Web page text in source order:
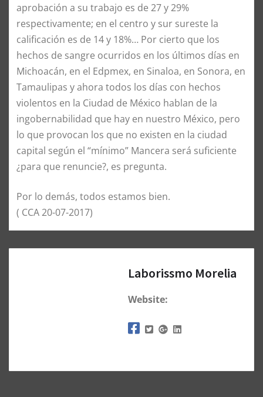
aprobación a su trabajo es de 27 y 29%
respectivamente; en el centro y sur sureste la
calificación es de 14 y 18%… Por cierto que los
hechos de sangre ocurridos en los últimos días en
Michoacán, en el Edpmex, en Sinaloa, en Sonora, en
Tamaulipas y ahora todos los días con hechos
violentos en la Ciudad de México hablan de la
ingobernabilidad que hay en nuestro México, pero
lo que provocan los que no existen en la ciudad
capital según el “mínimo” Mancera será suficiente
¿para que renuncie?, es pregunta.
Por lo demás, todos estamos bien.
( CCA 20-07-2017)
Laborissmo Morelia
Website: